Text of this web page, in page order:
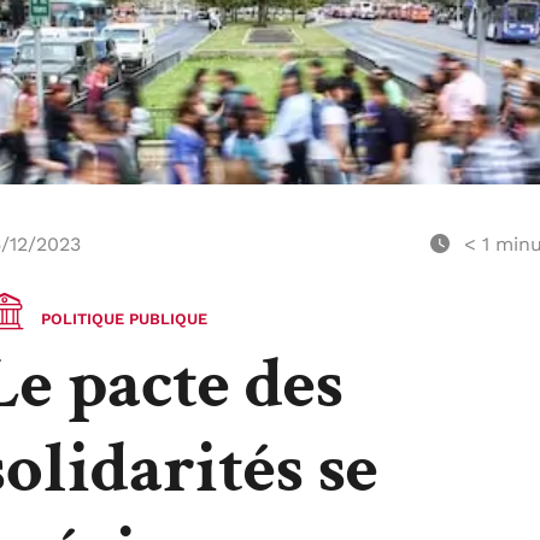
12/2023 < 1
POLITIQUE PUBLIQUE
pacte des
se